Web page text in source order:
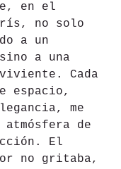
en el
no solo
a un
a una
Cada
espacio,
me
atmósfera de
El
no gritaba,